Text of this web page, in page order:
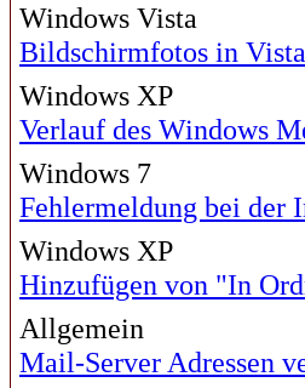
Windows Vista
Bildschirmfotos in
Windows XP
Verlauf des Windows
Windows 7
Fehlermeldung bei der
Windows XP
Hinzufügen von "In
Allgemein
Mail-Server Adressen